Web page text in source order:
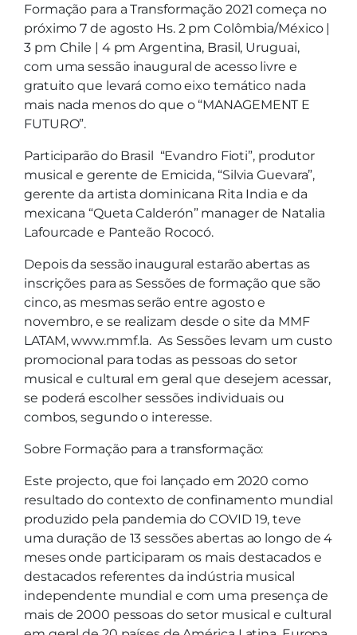
Formação para a Transformação 2021 começa no
próximo 7 de agosto Hs. 2 pm Colômbia/México |
3 pm Chile | 4 pm Argentina, Brasil, Uruguai,
com uma sessão inaugural de acesso livre e
gratuito que levará como eixo temático nada
mais nada menos do que o “MANAGEMENT E
FUTURO”.
Participarão do Brasil “Evandro Fioti”, produtor
musical e gerente de Emicida, “Silvia Guevara”,
gerente da artista dominicana Rita India e da
mexicana “Queta Calderón” manager de Natalia
Lafourcade e Panteão Rococó.
Depois da sessão inaugural estarão abertas as
inscrições para as Sessões de formação que são
cinco, as mesmas serão entre agosto e
novembro, e se realizam desde o site da MMF
LATAM, www.mmf.la. As Sessões levam um custo
promocional para todas as pessoas do setor
musical e cultural em geral que desejem acessar,
se poderá escolher sessões individuais ou
combos, segundo o interesse.
Sobre Formação para a transformação:
Este projecto, que foi lançado em 2020 como
resultado do contexto de confinamento mundial
produzido pela pandemia do COVID 19, teve
uma duração de 13 sessões abertas ao longo de 4
meses onde participaram os mais destacados e
destacados referentes da indústria musical
independente mundial e com uma presença de
mais de 2000 pessoas do setor musical e cultural